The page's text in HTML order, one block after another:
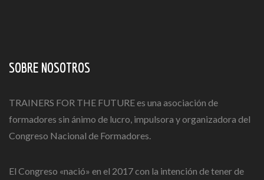
SOBRE NOSOTROS
TRAINERS FOR THE FUTURE es una asociación de
formadores sin ánimo de lucro, impulsora y organizadora del
Congreso Nacional de Formadores.
El Congreso «nació» en el 2017 con la intención de tener de